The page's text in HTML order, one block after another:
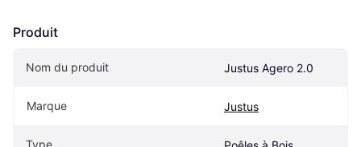
Produit
Nom du produit Justus Agero 2.0
Marque Justus
Type